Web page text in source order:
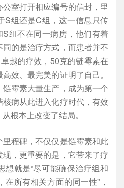
室打开相应编号的信封，里
S组还是C组，这一信息只传
组不在同一病房，他们有着
的是治疗方式，而患者并不
越的疗效，50克的链霉素在
效、最完美的证明了自己。
霉素大量生产，成为第一个
病从此进入化疗时代，有效
根本上改变了结局。
程碑，不仅仅是链霉素和此
，更重要的是，它带来了疗
想就是“尽可能确保治疗组和
所有相关方面的同一性”，